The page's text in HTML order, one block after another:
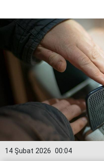
00:04
14 Şubat 2026